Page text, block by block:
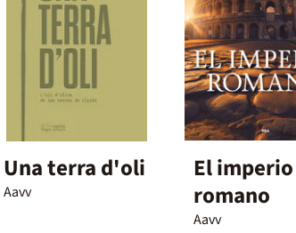
Una terra d'oli
Aavv
El imperio
romano
Aavv